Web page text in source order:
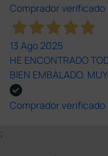
Comprador verificado
13 Ago 2025
HE ENCONTRADO
BIEN EMBALADO.
Comprador verificado
;